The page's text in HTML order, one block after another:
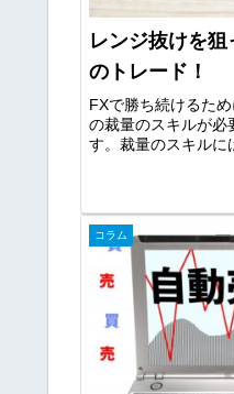
レンジ抜けを
のトレード！
FXで勝ち続けるた
の裁量のスキルが必
す。裁量のスキルに
は、その習得に時
ですが、次のトレー
コラム